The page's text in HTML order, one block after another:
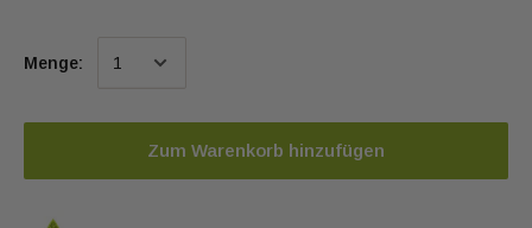
Menge:
Zum Warenkorb hinzufügen